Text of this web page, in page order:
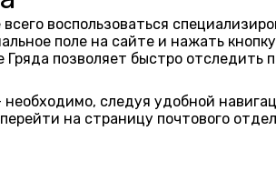
воспользоваться
поле на сайте и нажать
позволяет быстро отследить
следуя удобной
на страницу почтового